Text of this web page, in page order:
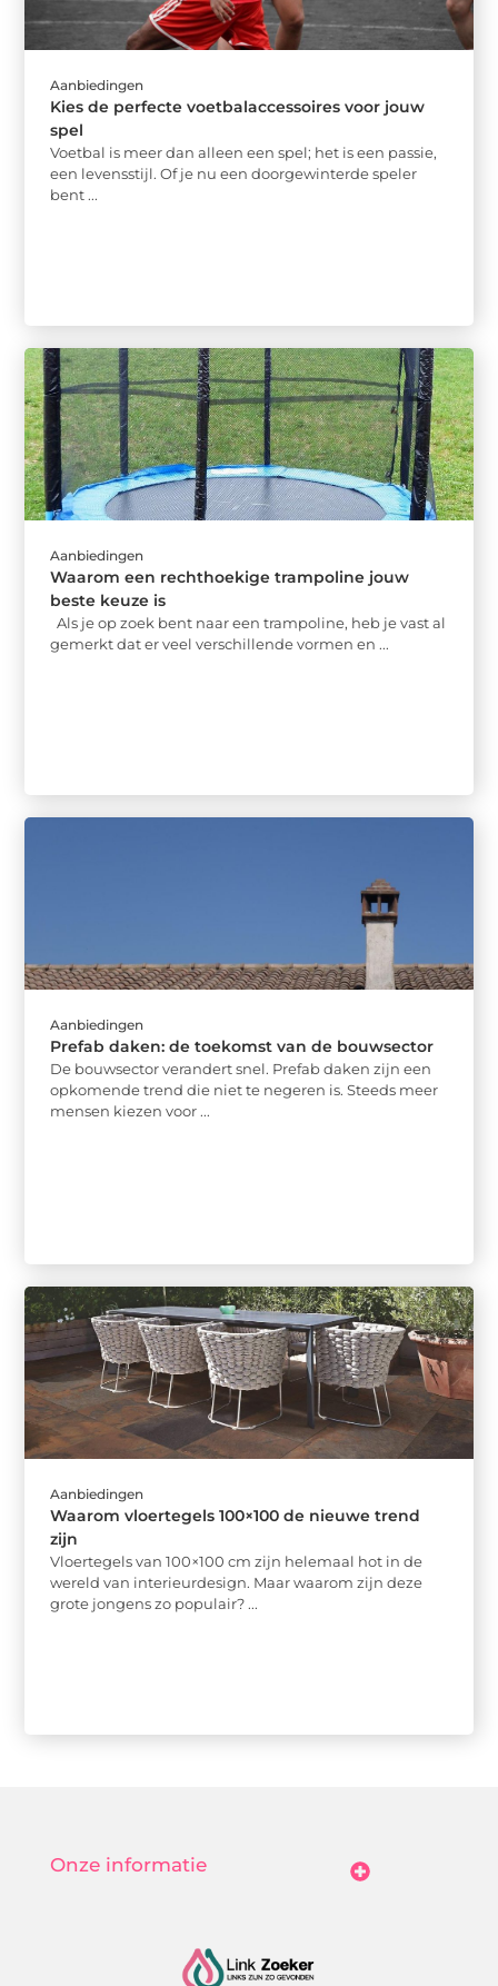
Aanbiedingen
Kies de perfecte voetbalaccessoires voor jouw
spel
Voetbal is meer dan alleen een spel; het is een passie,
een levensstijl. Of je nu een doorgewinterde speler
bent ...
Aanbiedingen
Waarom een rechthoekige trampoline jouw
beste keuze is
Als je op zoek bent naar een trampoline, heb je vast al
gemerkt dat er veel verschillende vormen en ...
Aanbiedingen
Prefab daken: de toekomst van de bouwsector
De bouwsector verandert snel. Prefab daken zijn een
opkomende trend die niet te negeren is. Steeds meer
mensen kiezen voor ...
Aanbiedingen
Waarom vloertegels 100×100 de nieuwe trend
zijn
Vloertegels van 100×100 cm zijn helemaal hot in de
wereld van interieurdesign. Maar waarom zijn deze
grote jongens zo populair? ...
Onze informatie